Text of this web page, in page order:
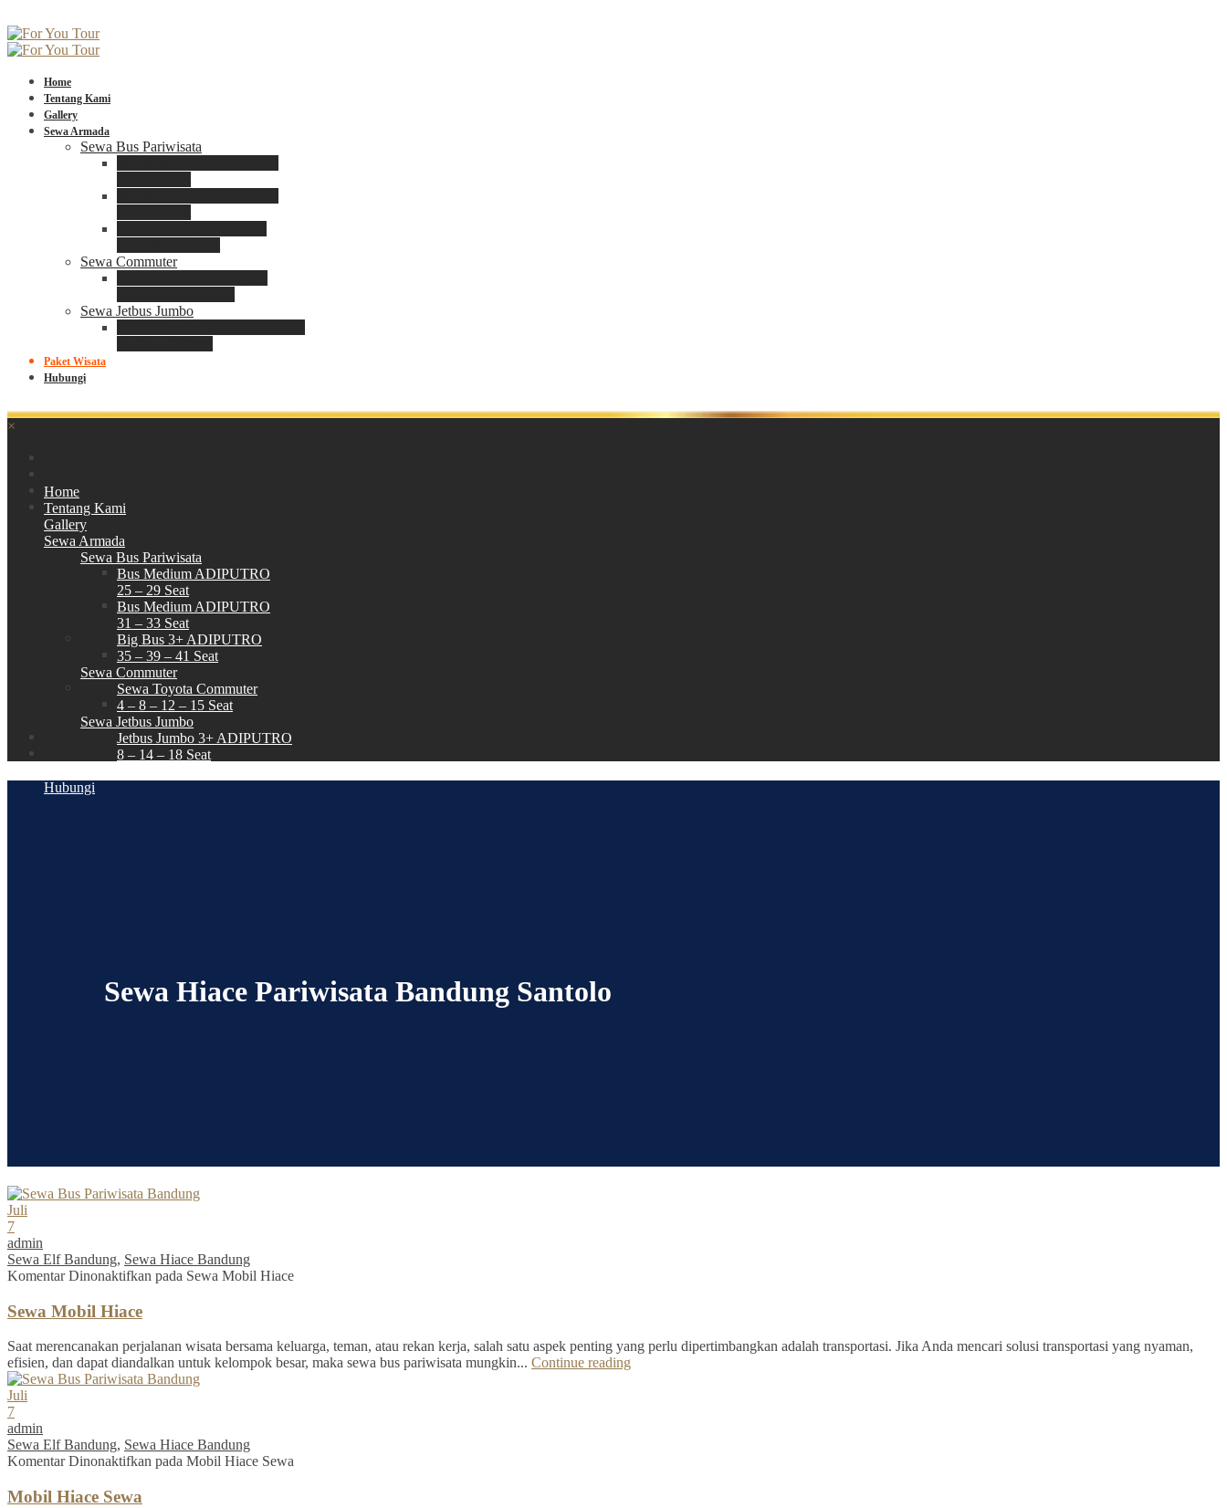
Home
Tentang Kami
Gallery
Sewa Armada
Sewa Bus Pariwisata
Sewa Commuter
Sewa Jetbus Jumbo
Paket Wisata
Hubungi
×
Home
Tentang Kami
Gallery
Sewa Armada
Sewa Bus Pariwisata
Bus Medium ADIPUTRO
25 – 29 Seat
Bus Medium ADIPUTRO
31 – 33 Seat
Big Bus 3+ ADIPUTRO
35 – 39 – 41 Seat
Sewa Commuter
Sewa Toyota Commuter
4 – 8 – 12 – 15 Seat
Sewa Jetbus Jumbo
Jetbus Jumbo 3+ ADIPUTRO
8 – 14 – 18 Seat
Hubungi
Sewa Hiace Pariwisata Bandung Santolo
Juli
7
admin
Sewa Elf Bandung, Sewa Hiace Bandung
Komentar Dinonaktifkan pada Sewa Mobil Hiace
Sewa Mobil Hiace
Saat merencanakan perjalanan wisata bersama keluarga, teman, atau rekan kerja, salah satu aspek penting yang perlu dipertimbangkan adalah transportasi. Jika Anda mencari solusi transportasi yang nyaman,
efisien, dan dapat diandalkan untuk kelompok besar, maka sewa bus pariwisata mungkin... Continue reading
Juli
7
admin
Sewa Elf Bandung, Sewa Hiace Bandung
Komentar Dinonaktifkan pada Mobil Hiace Sewa
Mobil Hiace Sewa